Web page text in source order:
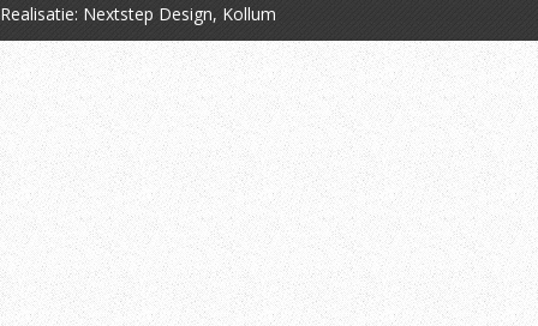
Realisatie: Nextstep Design, Kollum